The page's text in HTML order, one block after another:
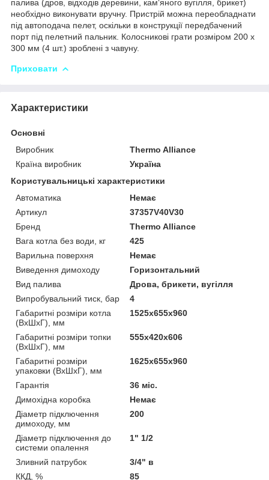
палива (дров, відходів деревини, кам‘яного вугілля, брикет)
необхідно виконувати вручну. Пристрій можна переобладнати
під автоподача пелет, оскільки в конструкції передбачений
порт під пелетний пальник. Колосникові грати розміром 200 х
300 мм (4 шт.) зроблені з чавуну.
Приховати
Характеристики
Основні
Виробник
Thermo Alliance
Країна виробник
Україна
Користувальницькі характеристики
Автоматика
Немає
Артикул
37357V40V30
Бренд
Thermo Alliance
Вага котла без води, кг
425
Варильна поверхня
Немає
Виведення димоходу
Горизонтальний
Вид палива
Дрова, брикети, вугілля
Випробувальний тиск, бар
4
Габаритні розміри котла
(ВхШхГ), мм
1525х655х960
Габаритні розміри топки
(ВхШхГ), мм
555х420х606
Габаритні розміри
упаковки (ВхШхГ), мм
1625х655х960
Гарантія
36 міс.
Димохідна коробка
Немає
Діаметр підключення
димоходу, мм
200
Діаметр підключення до
системи опалення
1" 1/2
Зливний патрубок
3/4" в
ККД, %
85